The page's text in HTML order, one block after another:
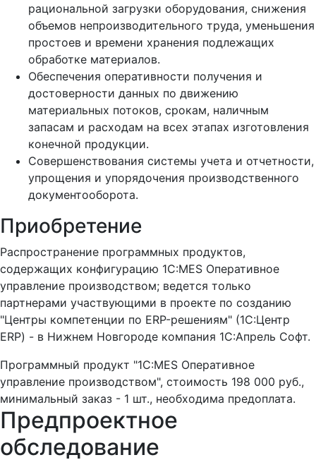
рациональной загрузки оборудования, снижения
объемов непроизводительного труда, уменьшения
простоев и времени хранения подлежащих
обработке материалов.
Обеспечения оперативности получения и
достоверности данных по движению
материальных потоков, срокам, наличным
запасам и расходам на всех этапах изготовления
конечной продукции.
Совершенствования системы учета и отчетности,
упрощения и упорядочения производственного
документооборота.
Приобретение
Распространение программных продуктов,
содержащих конфигурацию 1С:MES Оперативное
управление производством; ведется только
партнерами участвующими в проекте по созданию
"Центры компетенции по ERP-решениям" (1С:Центр
ERP) - в Нижнем Новгороде компания 1С:Апрель Софт.
Программный продукт "1С:MES Оперативное
управление производством", стоимость 198 000 руб.,
минимальный заказ - 1 шт., необходима предоплата.
Предпроектное
обследование